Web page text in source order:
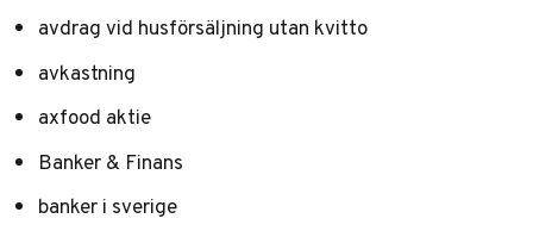
avdrag vid husförsäljning utan kvitto
avkastning
axfood aktie
Banker & Finans
banker i sverige